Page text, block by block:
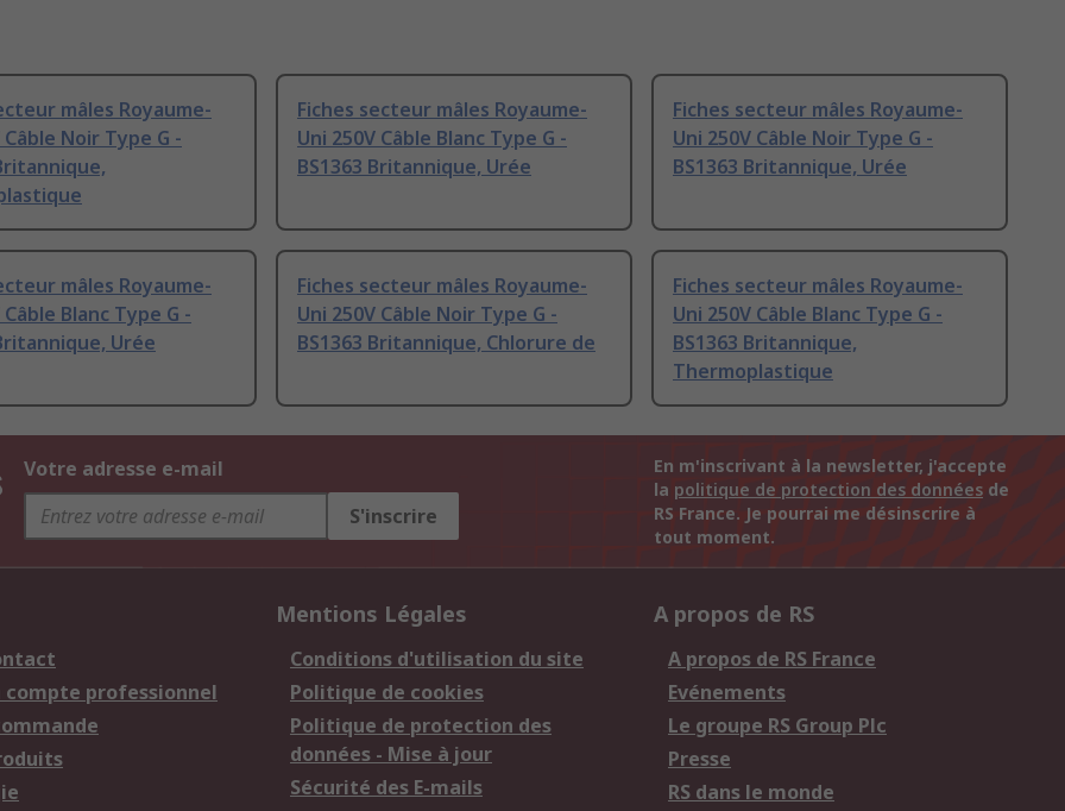
mâles Royaume-
Câble Noir Type G -
Fiches secteur mâles Royaume-
Uni 250V Câble Blanc Type G -
BS1363 Britannique, Urée
Fiches secteur mâles Royaume-
Uni 250V Câble Noir Type G -
BS1363 Britannique, Urée
mâles Royaume-
Câble Blanc Type G -
Urée
Fiches secteur mâles Royaume-
Uni 250V Câble Noir Type G -
BS1363 Britannique, Chlorure de
Fiches secteur mâles Royaume-
Uni 250V Câble Blanc Type G -
BS1363 Britannique,
Thermoplastique
Votre adresse e-mail
S'inscrire
En m'inscrivant à la newsletter, j'accepte
la politique de protection des données de
RS France. Je pourrai me désinscrire à
tout moment.
compte professionnel
Mentions Légales
Conditions d'utilisation du site
Politique de cookies
Politique de protection des
données - Mise à jour
Sécurité des E-mails
A propos de RS
A propos de RS France
Evénements
Le groupe RS Group Plc
Presse
RS dans le monde